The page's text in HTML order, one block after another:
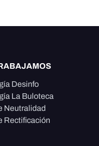
Desinfo
La Buloteca
Neutralidad
Rectificación